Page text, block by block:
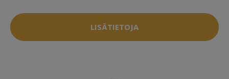
LISÄTIETOJA